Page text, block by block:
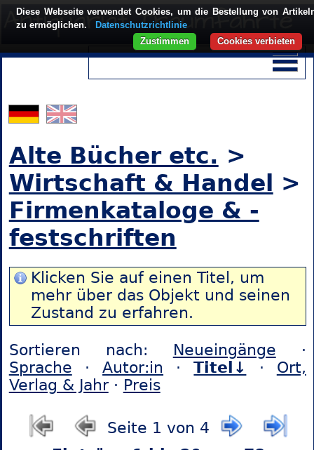
Alte Bücher etc. >
Wirtschaft & Handel >
Firmenkataloge & -
festschriften
Klicken Sie auf einen Titel, um
mehr über das Objekt und seinen
Zustand zu erfahren.
Sortieren nach: Neueingänge ·
Sprache ·Autor:in ·Titel↓ · Ort,
Verlag & Jahr· Preis
Seite 1 von 4
Diese Webseite verwendet Cookies, um die Bestellung von
zu ermöglichen.
Datenschutzrichtlinie
Cookies verbieten
Zustimmen